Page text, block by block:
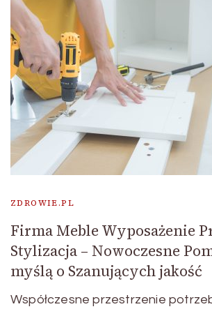
ZDROWIE.PL
Firma Meble Wyposażenie
Stylizacja – Nowoczesne
myślą o Szanujących jakość
Współczesne przestrzenie